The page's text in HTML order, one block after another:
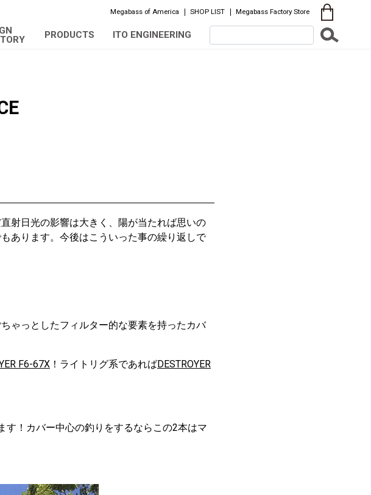
Megabass of America SHOP LIST Megabass Factory Store
PRODUCTS ITO ENGINEERING
射日光の影響は大きく、陽が当たれば思いの
あります。今後はこういった事の繰り返しで
ゃっとしたフィルター的な要素を持ったカバ
F6-67X ！ライトリグ系であればDESTROYER
す！カバー中心の釣りをするならこの2本はマ